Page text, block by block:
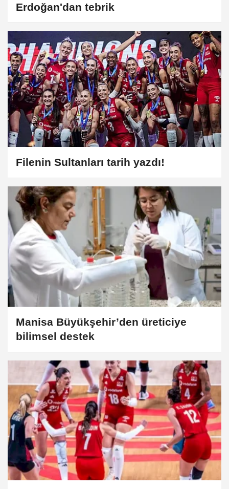
Erdoğan'dan tebrik
Filenin Sultanları tarih yazdı!
Manisa Büyükşehir’den üreticiye
bilimsel destek